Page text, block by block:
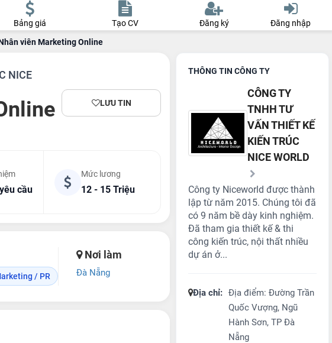
Bảng giá Tạo CV Đăng ký Đăng nhập
viên Marketing Online
NICE
LƯU TIN
cầu
Mức lương
12 - 15 Triệu
/ PR
Nơi làm
Đà Nẵng
THÔNG TIN CÔNG TY
CÔNG TY
TNHH TƯ
VẤN THIẾT KẾ
KIẾN TRÚC
NICE WORLD
Công ty Niceworld được thành
lập từ năm 2015. Chúng tôi đã
có 9 năm bề dày kinh nghiệm.
Đã tham gia thiết kế & thi
công kiến trúc, nội thất nhiều
dự án ở...
Địa chỉ: Địa điểm: Đường Trần
Quốc Vượng, Ngũ
Hành Sơn, TP Đà
Nẵng